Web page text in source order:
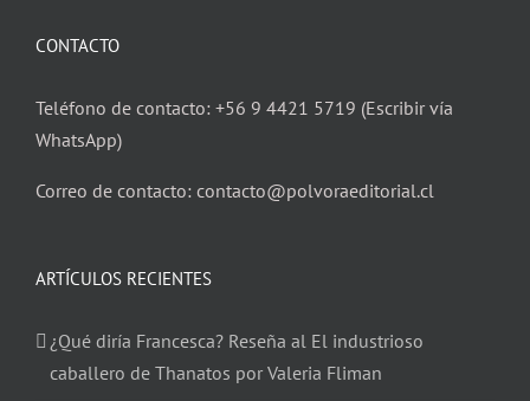
CONTACTO
Teléfono de contacto: +56 9 4421 5719 (Escribir vía
WhatsApp)
Correo de contacto: contacto@polvoraeditorial.cl
ARTÍCULOS RECIENTES
¿Qué diría Francesca? Reseña al El industrioso
caballero de Thanatos por Valeria Fliman